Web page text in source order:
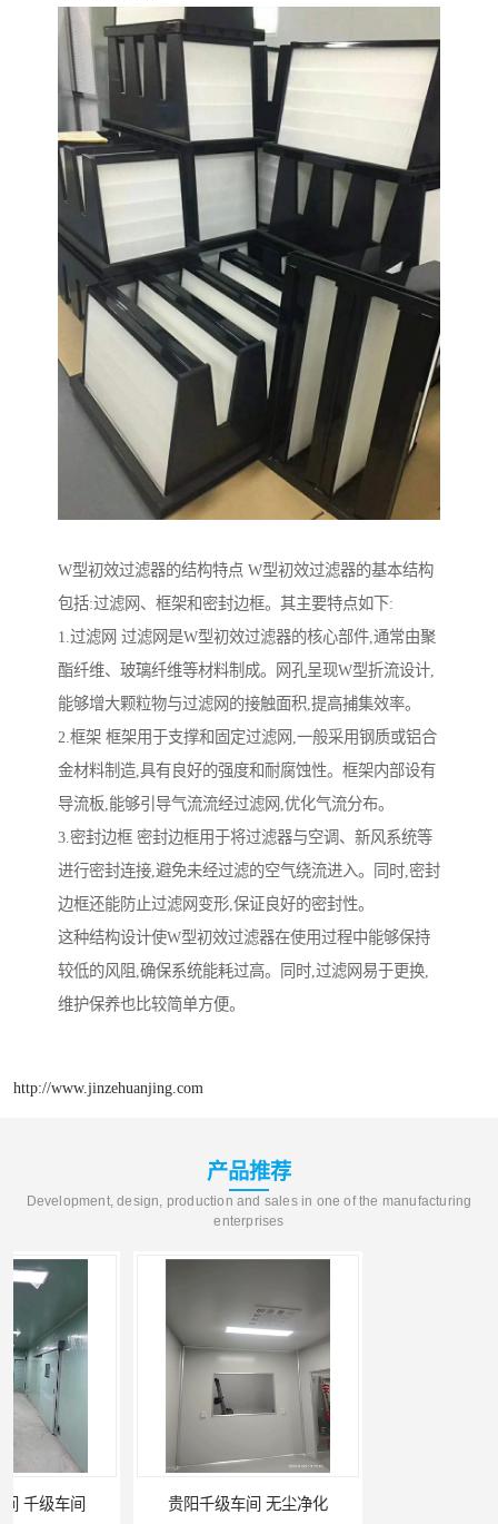
W型初效过滤器的结构特点 W型初效过滤器的基本结构
包括:过滤网、框架和密封边框。其主要特点如下:
1.过滤网 过滤网是W型初效过滤器的核心部件,通常由聚
酯纤维、玻璃纤维等材料制成。网孔呈现W型折流设计,
能够增大颗粒物与过滤网的接触面积,提高捕集效率。
2.框架 框架用于支撑和固定过滤网,一般采用钢质或铝合
金材料制造,具有良好的强度和耐腐蚀性。框架内部设有
导流板,能够引导气流流经过滤网,优化气流分布。
3.密封边框 密封边框用于将过滤器与空调、新风系统等
进行密封连接,避免未经过滤的空气绕流进入。同时,密封
边框还能防止过滤网变形,保证良好的密封性。
这种结构设计使W型初效过滤器在使用过程中能够保持
较低的风阻,确保系统能耗过高。同时,过滤网易于更换,
维护保养也比较简单方便。
http://www.jinzehuanjing.com
产品推荐
Development, design, production and sales in one of the manufacturing
enterprises
贵阳千级车间 无尘净化